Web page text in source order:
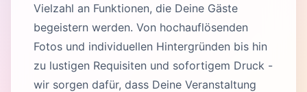
Vielzahl an Funktionen, die Deine Gäste
begeistern werden. Von hochauflösenden
Fotos und individuellen Hintergründen bis hin
zu lustigen Requisiten und sofortigem Druck -
wir sorgen dafür, dass Deine Veranstaltung